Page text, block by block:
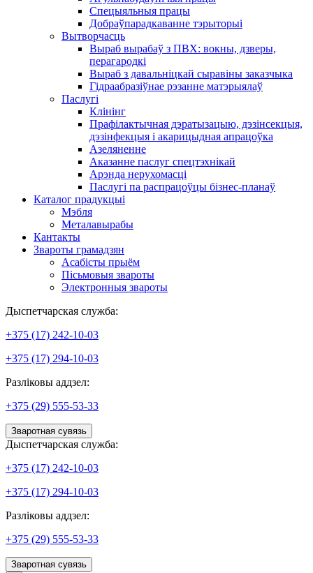
Спецыяльныя працы
Добраўпарадкаванне тэрыторыі
Вытворчасць
Выраб вырабаў з ПВХ: вокны, дзверы,
перагародкі
Выраб з давальніцкай сыравіны заказчыка
Гідраабразіўнае рэзанне матэрыялаў
Паслугі
Клінінг
Прафілактычная дэратызацыю, дэзiнсекцыя,
дэзінфекцыя і акарицыдная апрацоўка
Азеляненне
Аказанне паслуг спецтэхнікай
Арэнда нерухомасці
Паслугі па распрацоўцы бізнес-планаў
Каталог прадукцыі
Мэбля
Металавырабы
Кантакты
Звароты грамадзян
Асабісты прыём
Пісьмовыя звароты
Электронныя звароты
Дыспетчарская служба:
+375 (17) 242-10-03
+375 (17) 294-10-03
Разліковы аддзел:
+375 (29) 555-53-33
Зваротная сувязь
Дыспетчарская служба:
+375 (17) 242-10-03
+375 (17) 294-10-03
Разліковы аддзел:
+375 (29) 555-53-33
Зваротная сувязь